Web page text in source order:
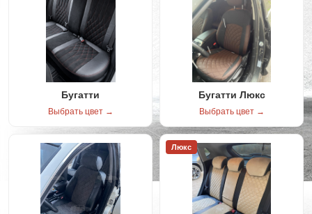
Бугатти
Выбрать цвет →
Бугатти Люкс
Выбрать цвет →
Люкс